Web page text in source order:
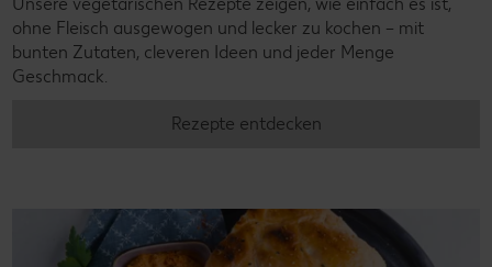
Unsere vegetarischen Rezepte zeigen, wie einfach es ist,
ohne Fleisch ausgewogen und lecker zu kochen – mit
bunten Zutaten, cleveren Ideen und jeder Menge
Geschmack.
Rezepte entdecken